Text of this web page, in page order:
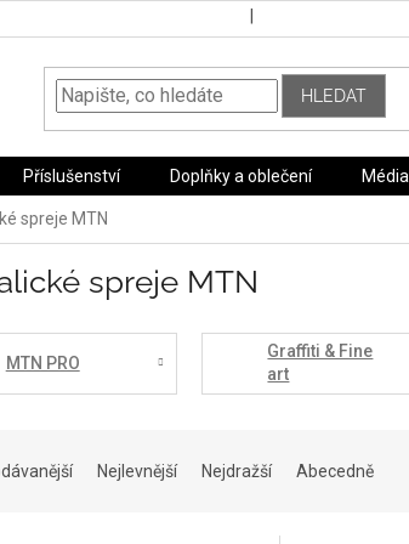
HLEDAT
Příslušenství Doplňky a oblečení Média
spreje MTN
spreje MTN
MTN PRO
Graffiti & Fine
art
Nejlevnější Nejdražší Abecedně